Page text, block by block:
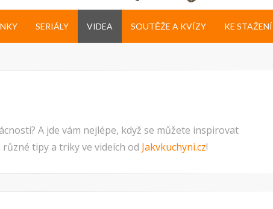
SERIÁLY VIDEA SOUTĚŽE A KVÍZY KE STAŽENÍ
A jde vám nejlépe, když se můžete inspirovat
tipy a triky ve videích od Jakvkuchyni.cz!